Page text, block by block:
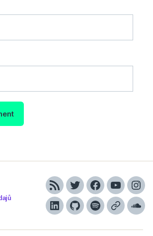
RSS TwitterFacebook
YouTube
LinkedInGithubSpotifyApple